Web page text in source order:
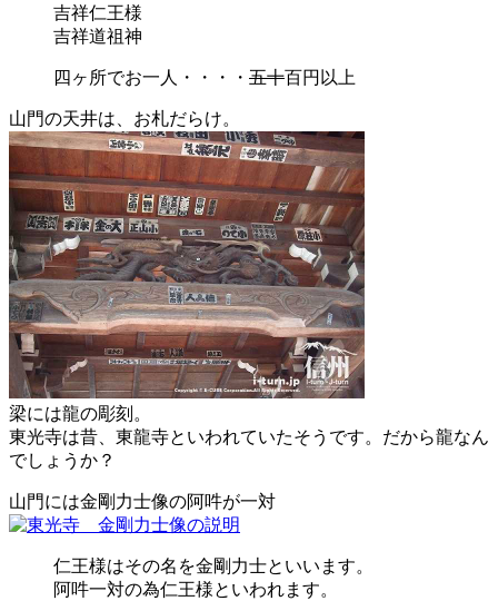
吉祥仁王様
吉祥道祖神
四ヶ所でお一人・・・・ 五十百円以上
山門の天井は、お札だらけ。
梁には龍の彫刻。
東光寺は昔、東龍寺といわれていたそうです。だから龍なん
でしょうか？
山門には金剛力士像の阿吽が一対
仁王様はその名を金剛力士といいます。
阿吽一対の為仁王様といわれます。